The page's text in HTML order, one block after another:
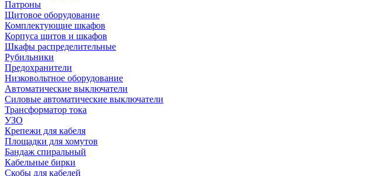
Патроны
Щитовое оборудование
Комплектующие шкафов
Корпуса щитов и шкафов
Шкафы распределительные
Рубильники
Предохранители
Низковольтное оборудование
Автоматические выключатели
Силовые автоматические выключатели
Трансформатор тока
УЗО
Крепежи для кабеля
Площадки для хомутов
Бандаж спиральный
Кабельные бирки
Cкобы для кабелей